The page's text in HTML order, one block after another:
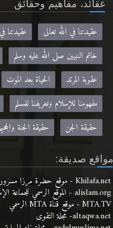
عقائد، مفاهيم وحقائق
عقيدتنا في الله تعالى عقيدتنا
خاتم النبيين صلى الله عليه وسلم
عقوبة المرتد
الحياة بعد الموت
مفهومنا للإسلام وتعريفنا للمسلم
حقيقة الجن
حقيقة الجنة
مواقع صديقة:
Khilafa.net - موقع حضرة مرزا مسرور أحمد نصره الله
alislam.org - الموقع الرسمي للجماعة الإسلامية الأحمدية باللغة الانجليزية
MTA.TV - موقع قناة MTA الرسمي
altaqwa.net- مجلة التقوى